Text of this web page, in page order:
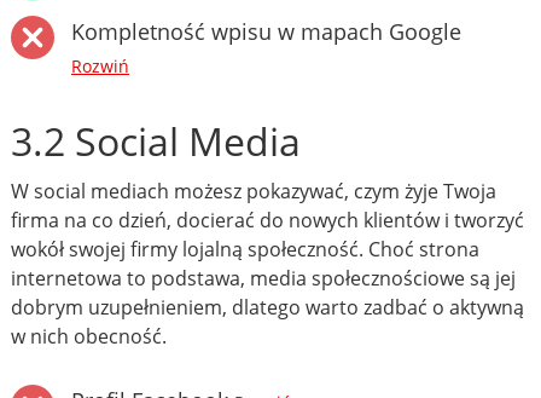
Kompletność wpisu w mapach Google
Rozwiń
3.2 Social Media
W social mediach możesz pokazywać, czym żyje Twoja
firma na co dzień, docierać do nowych klientów i tworzyć
wokół swojej firmy lojalną społeczność. Choć strona
internetowa to podstawa, media społecznościowe są jej
dobrym uzupełnieniem, dlatego warto zadbać o aktywną
w nich obecność.